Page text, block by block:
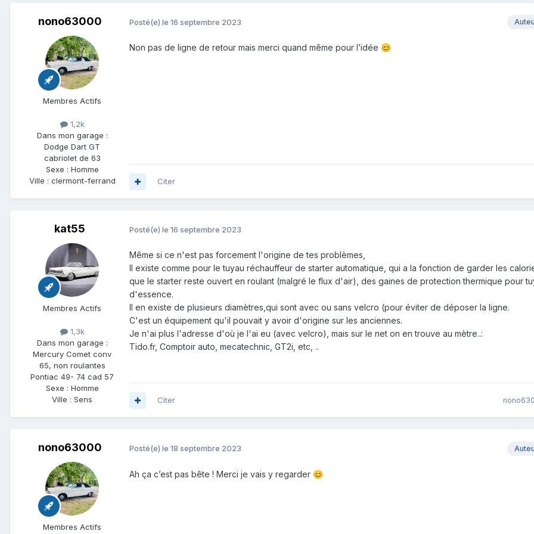
nono63000
Membres Actifs
1,2k
Dans mon garage :
Dodge Dart GT
cabriolet de 63
Sexe : Homme
Ville : clermont-ferrand
Posté(e) le 16 septembre 2023
Non pas de ligne de retour mais merci quand même pour l’idée 😊
Citer
kat55
Membres Actifs
1,3k
Dans mon garage :
Mercury Comet conv
65, non roulantes
Pontiac 49- 74 cad 57
Sexe : Homme
Ville : Sens
Posté(e) le 16 septembre 2023
Même si ce n'est pas forcement l'origine de tes problèmes,
Il existe comme pour le tuyau réchauffeur de starter automatique, qui a la fonction de garder les
que le starter reste ouvert en roulant (malgré le flux d'air), des gaines de protection thermique pour
d'essence.
Il en existe de plusieurs diamètres,qui sont avec ou sans velcro (pour éviter de déposer la ligne.
C'est un équipement qu'il pouvait y avoir d'origine sur les anciennes.
Je n'ai plus l'adresse d'où je l'ai eu (avec velcro), mais sur le net on en trouve au mètre..:
Tido.fr, Comptoir auto, mecatechnic, GT2i, etc, ..
Citer
nono63000
Membres Actifs
Posté(e) le 18 septembre 2023
Ah ça c’est pas bête ! Merci je vais y regarder 😊